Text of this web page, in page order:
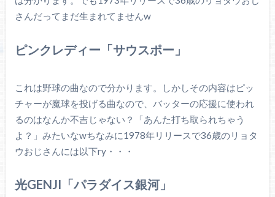
さんだってまだ生まれてませんw
ピンクレディー「サウスポー」
これは野球の曲なので分かります。しかしその内容はピッ
チャーが魔球を投げる曲なので、バッターの応援に使われ
るのはなんか不吉じゃない？「あんた打ち取られちゃう
よ？」みたいなwちなみに1978年リリースで36歳のリョタ
ウおじさんには以下ry・・・
光GENJI「パラダイス銀河」